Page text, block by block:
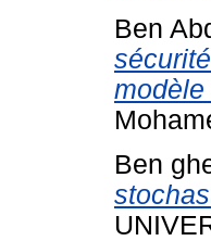
Ben
Ben